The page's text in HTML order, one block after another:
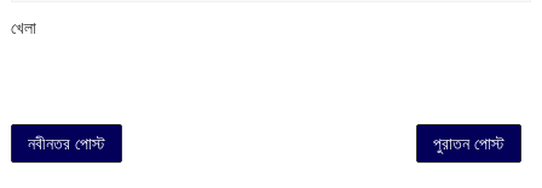
খেলা
নবীনতর পোস্ট পুরাতন পোস্ট